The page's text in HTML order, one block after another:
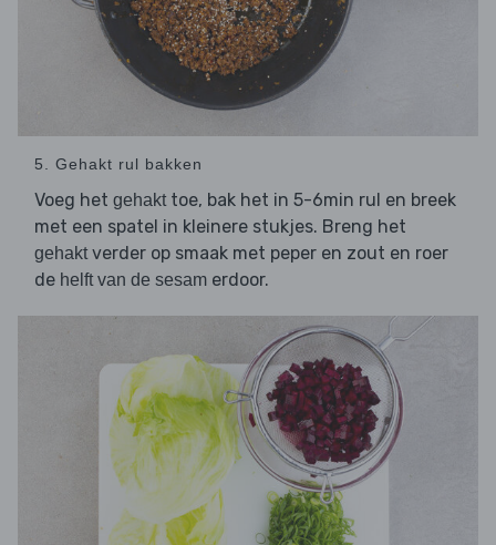
5. Gehakt rul bakken
Voeg het gehakttoe, bak het in 5-6min rul en breek
met een spatel in kleinere stukjes. Breng het
gehaktverder op smaak met peper en zout en roer
de helft van de sesam erdoor.